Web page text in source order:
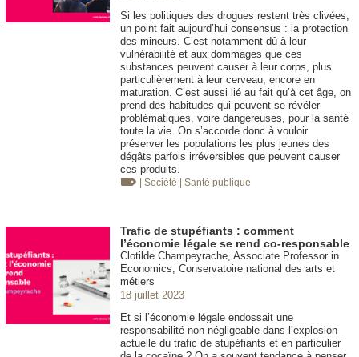
Si les politiques des drogues restent très clivées,
un point fait aujourd’hui consensus : la protection
des mineurs. C’est notamment dû à leur
vulnérabilité et aux dommages que ces
substances peuvent causer à leur corps, plus
particulièrement à leur cerveau, encore en
maturation. C’est aussi lié au fait qu’à cet âge, on
prend des habitudes qui peuvent se révéler
problématiques, voire dangereuses, pour la santé
toute la vie. On s’accorde donc à vouloir
préserver les populations les plus jeunes des
dégâts parfois irréversibles que peuvent causer
ces produits.
| Société | Santé publique
Trafic de stupéfiants : comment
l’économie légale se rend co-responsable
Clotilde Champeyrache, Associate Professor in
Economics, Conservatoire national des arts et
métiers
18 juillet 2023
Et si l’économie légale endossait une
responsabilité non négligeable dans l’explosion
actuelle du trafic de stupéfiants et en particulier